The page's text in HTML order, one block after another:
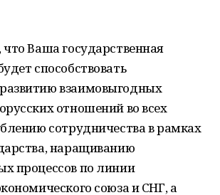
Ваша государственная
способствовать
взаимовыгодных
отношений во всех
сотрудничества в рамках
наращиванию
процессов по линии
союза и СНГ, а